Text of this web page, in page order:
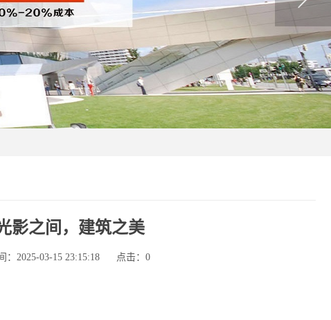
影之间，建筑之美
：2025-03-15 23:15:18 点击： 0